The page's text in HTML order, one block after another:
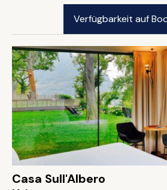
Verfügbarkeit auf
Casa Sull'Albero